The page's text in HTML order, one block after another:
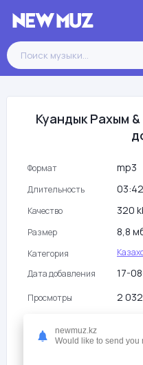
Куандык Рахым
Формат mp3
Длительность 03:42
Качество 320
Размер 8,8
Категория
Дата добавления
17-
Просмотры 2 032
Слушать
newmuz.kz
Would like to send you